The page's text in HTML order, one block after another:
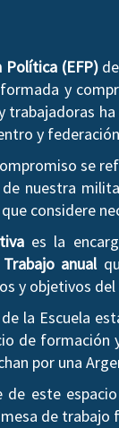
Política (EFP)
y
y
se
nuestra
considere
es la
anual
y objetivos
la Escuela
de formación
por una
de este
de trabajo